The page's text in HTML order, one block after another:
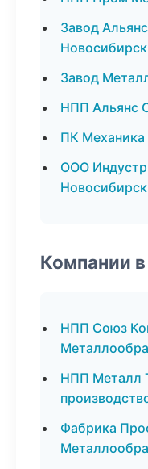
Завод
Новосибирск
Завод
НПП Альянс
ПК
ООО
Новосибирск
Компании
НПП Союз
НПП Металл
Фабрика